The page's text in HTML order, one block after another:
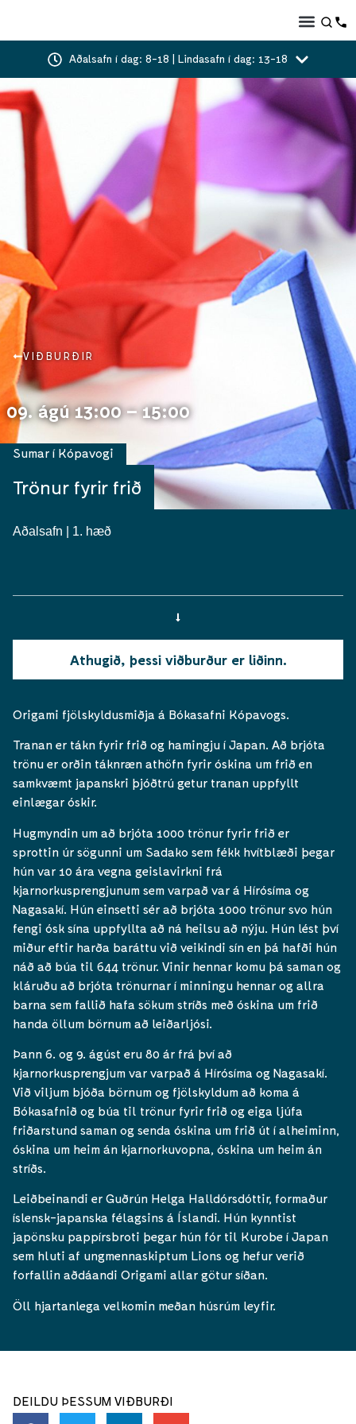
Aðalsafn í dag: 8-18 | Lindasafn í dag: 13-18
VIÐBURÐIR
09. ágú 13:00 – 15:00
Trönur fyrir frið
Sumar í Kópavogi
Aðalsafn | 1. hæð
Athugið, þessi viðburður er liðinn.
Origami fjölskyldusmiðja á Bókasafni Kópavogs.
Tranan er tákn fyrir frið og hamingju í Japan. Að brjóta
trönu er orðin táknræn athöfn fyrir óskina um frið en
samkvæmt japanskri þjóðtrú getur tranan uppfyllt
einlægar óskir.
Hugmyndin um að brjóta 1000 trönur fyrir frið er
sprottin úr sögunni um Sadako sem fékk hvítblæði þegar
hún var 10 ára vegna geislavirkni frá
kjarnorkusprengjunum sem varpað var á Hírósíma og
Nagasakí. Hún einsetti sér að brjóta 1000 trönur svo hún
fengi ósk sína uppfyllta að ná heilsu að nýju. Hún lést því
miður eftir harða baráttu við veikindi sín en þá hafði hún
náð að búa til 644 trönur. Vinir hennar komu þá saman og
kláruðu að brjóta trönurnar í minningu hennar og allra
barna sem fallið hafa sökum stríðs með óskina um frið
handa öllum börnum að leiðarljósi.
Þann 6. og 9. ágúst eru 80 ár frá því að
kjarnorkusprengjum var varpað á Hírósíma og Nagasakí.
Við viljum bjóða börnum og fjölskyldum að koma á
Bókasafnið og búa til trönur fyrir frið og eiga ljúfa
friðarstund saman og senda óskina um frið út í alheiminn,
óskina um heim án kjarnorkuvopna, óskina um heim án
stríðs.
Leiðbeinandi er Guðrún Helga Halldórsdóttir, formaður
íslensk-japanska félagsins á Íslandi. Hún kynntist
japönsku pappírsbroti þegar hún fór til Kurobe í Japan
sem hluti af ungmennaskiptum Lions og hefur verið
forfallin aðdáandi Origami allar götur síðan.
Öll hjartanlega velkomin meðan húsrúm leyfir.
DEILDU ÞESSUM VIÐBURÐI